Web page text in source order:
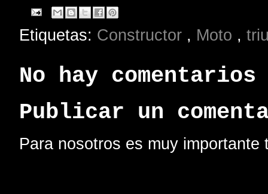
Etiquetas: Constructor , Moto ,
No hay
Publicar un
Para nosotros es muy